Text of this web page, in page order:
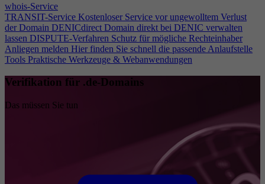
whois-Service
TRANSIT-Service Kostenloser Service vor ungewolltem Verlust
der Domain DENICdirect Domain direkt bei DENIC verwalten
lassen DISPUTE-Verfahren Schutz für mögliche Rechteinhaber
Anliegen melden Hier finden Sie schnell die passende Anlaufstelle
Tools Praktische Werkzeuge & Webanwendungen
Verifikation für .de-Domains
Das müssen Sie tun